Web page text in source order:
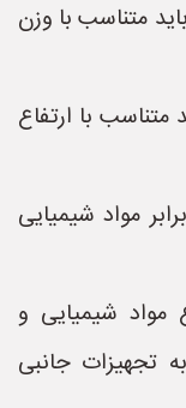
متناسب با وزن
با ارتفاع
مواد شیمیایی
شیمیایی و
تجهیزات جانبی